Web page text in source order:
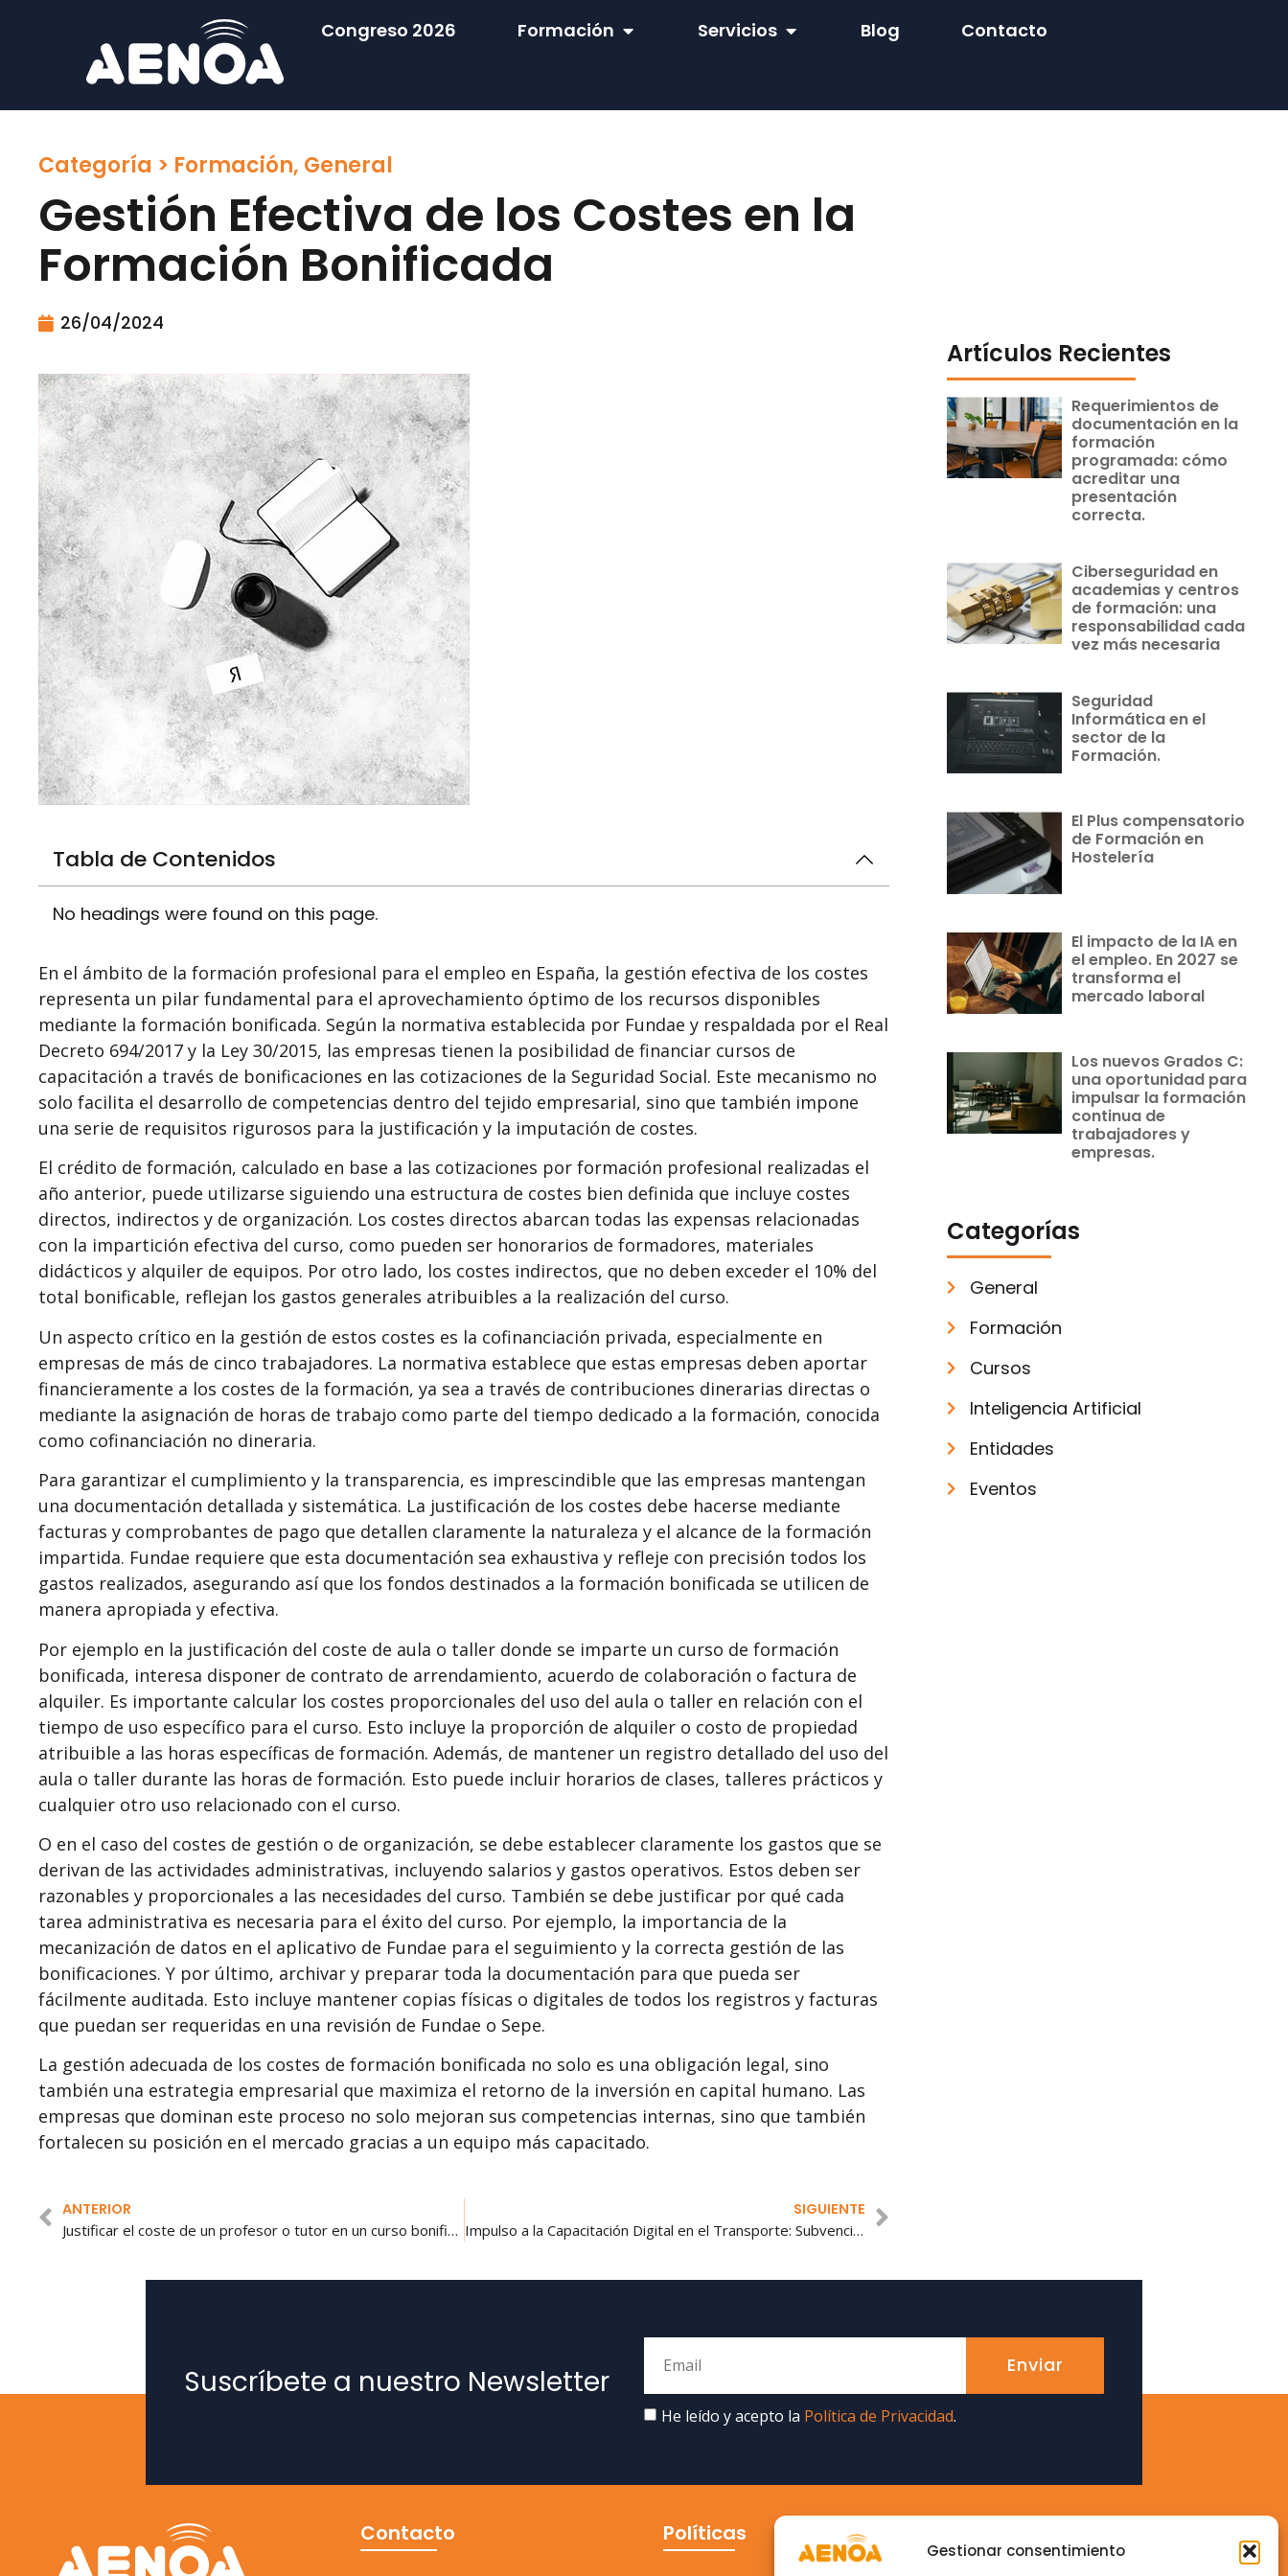
Gestionar consentimiento
Congreso 2026 Formación Servicios Blog Contacto
Categoría > Formación, General
Gestión Efectiva de los Costes en la
Formación Bonificada
26/04/2024
Tabla de Contenidos
No headings were found on this page.
En el ámbito de la formación profesional para el empleo en España, la gestión efectiva de los costes
representa un pilar fundamental para el aprovechamiento óptimo de los recursos disponibles
mediante la formación bonificada. Según la normativa establecida por Fundae y respaldada por el Real
Decreto 694/2017 y la Ley 30/2015, las empresas tienen la posibilidad de financiar cursos de
capacitación a través de bonificaciones en las cotizaciones de la Seguridad Social. Este mecanismo no
solo facilita el desarrollo de competencias dentro del tejido empresarial, sino que también impone
una serie de requisitos rigurosos para la justificación y la imputación de costes.
El crédito de formación, calculado en base a las cotizaciones por formación profesional realizadas el
año anterior, puede utilizarse siguiendo una estructura de costes bien definida que incluye costes
directos, indirectos y de organización. Los costes directos abarcan todas las expensas relacionadas
con la impartición efectiva del curso, como pueden ser honorarios de formadores, materiales
didácticos y alquiler de equipos. Por otro lado, los costes indirectos, que no deben exceder el 10% del
total bonificable, reflejan los gastos generales atribuibles a la realización del curso.
Un aspecto crítico en la gestión de estos costes es la cofinanciación privada, especialmente en
empresas de más de cinco trabajadores. La normativa establece que estas empresas deben aportar
financieramente a los costes de la formación, ya sea a través de contribuciones dinerarias directas o
mediante la asignación de horas de trabajo como parte del tiempo dedicado a la formación, conocida
como cofinanciación no dineraria.
Para garantizar el cumplimiento y la transparencia, es imprescindible que las empresas mantengan
una documentación detallada y sistemática. La justificación de los costes debe hacerse mediante
facturas y comprobantes de pago que detallen claramente la naturaleza y el alcance de la formación
impartida. Fundae requiere que esta documentación sea exhaustiva y refleje con precisión todos los
gastos realizados, asegurando así que los fondos destinados a la formación bonificada se utilicen de
manera apropiada y efectiva.
Por ejemplo en la justificación del coste de aula o taller donde se imparte un curso de formación
bonificada, interesa disponer de contrato de arrendamiento, acuerdo de colaboración o factura de
alquiler. Es importante calcular los costes proporcionales del uso del aula o taller en relación con el
tiempo de uso específico para el curso. Esto incluye la proporción de alquiler o costo de propiedad
atribuible a las horas específicas de formación. Además, de mantener un registro detallado del uso del
aula o taller durante las horas de formación. Esto puede incluir horarios de clases, talleres prácticos y
cualquier otro uso relacionado con el curso.
O en el caso del costes de gestión o de organización, se debe establecer claramente los gastos que se
derivan de las actividades administrativas, incluyendo salarios y gastos operativos. Estos deben ser
razonables y proporcionales a las necesidades del curso. También se debe justificar por qué cada
tarea administrativa es necesaria para el éxito del curso. Por ejemplo, la importancia de la
mecanización de datos en el aplicativo de Fundae para el seguimiento y la correcta gestión de las
bonificaciones. Y por último, archivar y preparar toda la documentación para que pueda ser
fácilmente auditada. Esto incluye mantener copias físicas o digitales de todos los registros y facturas
que puedan ser requeridas en una revisión de Fundae o Sepe.
La gestión adecuada de los costes de formación bonificada no solo es una obligación legal, sino
también una estrategia empresarial que maximiza el retorno de la inversión en capital humano. Las
empresas que dominan este proceso no solo mejoran sus competencias internas, sino que también
fortalecen su posición en el mercado gracias a un equipo más capacitado.
ANTERIOR
Justificar el coste de un profesor o tutor en un curso bonificado
SIGUIENTE
Impulso a la Capacitación Digital en el Transporte: Subvenciones para 2024
Artículos Recientes
Requerimientos de
documentación en la
formación
programada: cómo
acreditar una
presentación
correcta.
Ciberseguridad en
academias y centros
de formación: una
responsabilidad cada
vez más necesaria
Seguridad
Informática en el
sector de la
Formación.
El Plus compensatorio
de Formación en
Hostelería
El impacto de la IA en
el empleo. En 2027 se
transforma el
mercado laboral
Los nuevos Grados C:
una oportunidad para
impulsar la formación
continua de
trabajadores y
empresas.
Categorías
General
Formación
Cursos
Inteligencia Artificial
Entidades
Eventos
Suscríbete a nuestro Newsletter
He leído y acepto la Política de Privacidad.
Enviar
Contacto Políticas